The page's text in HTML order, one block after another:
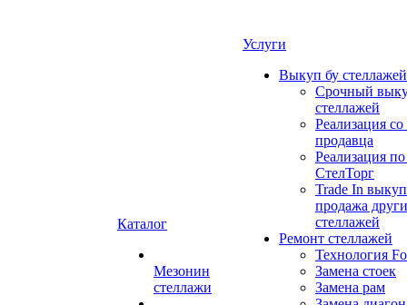
Каталог
Мезонин
стеллажи
Услуги
Выкуп бу стеллажей
Срочный
стеллажей
Реализация со
продавца
Реализация
СтелТорг
Trade In
продажа
стеллажей
Ремонт стеллажей
Технология
Замена стоек
Замена рам